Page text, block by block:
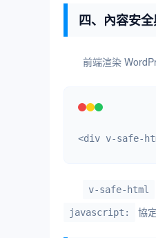
四、內容安
前端渲染
<div v-safe-
v-safe-html
javascript: 協